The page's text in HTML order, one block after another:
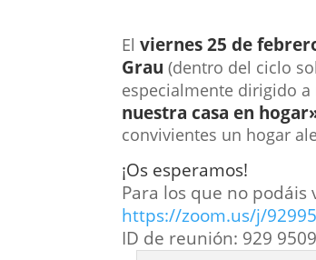
Elviernes 25 de
Grau (dentro del ciclo
especialmente dirigido
nuestra casa en
convivientes un hogar
¡Os esperamos!
Para los que no
https://zoom.us/j/
ID de reunión: 929